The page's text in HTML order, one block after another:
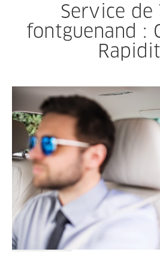
Politique de confidentialité
Termes et Conditions
Mentions légales
Privacy
Service de
fontguenand :